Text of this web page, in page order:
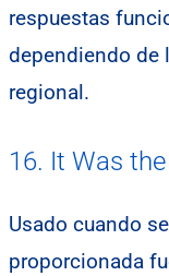
respuestas
dependiendo de
regional.
16. It Was
Usado cuando
proporcionada